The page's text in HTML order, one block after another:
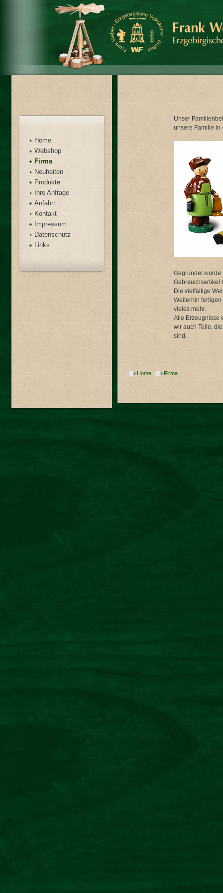
Unser
unsere Familie in
Gegründet wurde
Gebrauchsartikel
Die vielfältige
Weiterhin
vieles mehr.
Alle Erzeugnisse
wir auch Teile,
sind.
Home Firma
Home
Webshop
Firma
Neuheiten
Produkte
Ihre Anfrage
Anfahrt
Kontakt
Impressum
Datenschutz
Links